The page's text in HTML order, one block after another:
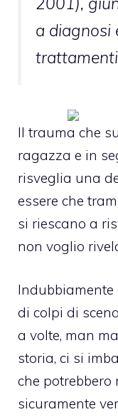
a diagnosi
Il trauma che
ragazza e in
risveglia una
essere che
si riescano a
non voglio
di colpi di
a volte, man
storia, ci si
che potrebbero
sicuramente